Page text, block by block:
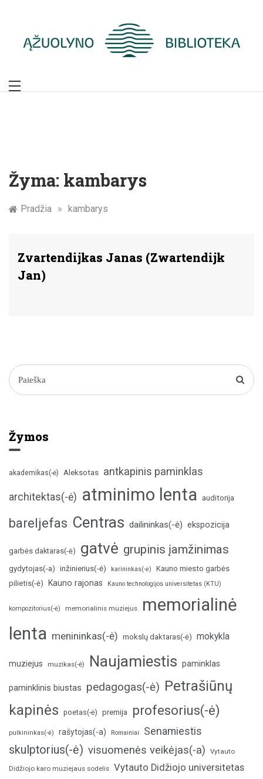
Žymūs Kauno
Žyma: kambarys
Pradžia » kambarys
Zvartendijkas Janas (Zwartendijk
Jan)
Žymos
akademikas(-ė) Aleksotas antkapinis paminklas
architektas(-ė) atminimo lenta auditorija
bareljefas Centras dailininkas(-ė) ekspozicija
garbės daktaras(-ė) gatvė grupinis įamžinimas
gydytojas(-a) inžinierius(-ė) karininkas(-ė)
Kauno miesto garbės
pilietis(-ė)
Kauno rajonas Kauno technologijos universitetas (KTU)
kompozitorius(-ė) memorialinis muziejus
memorialinė
lenta menininkas(-ė) mokslų daktaras(-ė) mokykla
muziejus muzikas(-ė) Naujamiestis paminklas
paminklinis biustas pedagogas(-ė) Petrašiūnų
kapinės poetas(-ė) premija profesorius(-ė)
pulkininkas(-ė) rašytojas(-a) Romainiai Senamiestis
skulptorius(-ė) visuomenės veikėjas(-a) Vytauto
Didžiojo karo muziejaus sodelis Vytauto Didžiojo universitetas